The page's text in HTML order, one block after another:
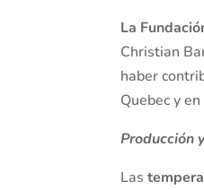
La
Christian
haber
Quebec y
Producción
Las